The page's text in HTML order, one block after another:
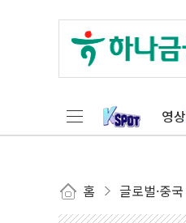
영상
홈 글로벌·중국